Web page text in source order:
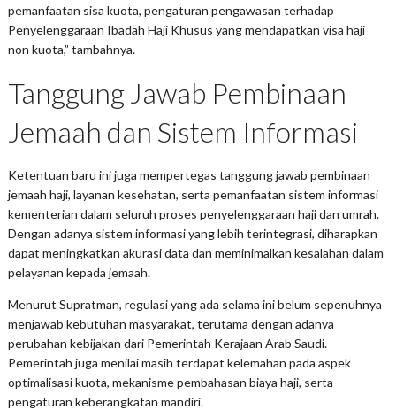
pemanfaatan sisa kuota, pengaturan pengawasan terhadap
Penyelenggaraan Ibadah Haji Khusus yang mendapatkan visa haji
non kuota,” tambahnya.
Tanggung Jawab Pembinaan
Jemaah dan Sistem Informasi
Ketentuan baru ini juga mempertegas tanggung jawab pembinaan
jemaah haji, layanan kesehatan, serta pemanfaatan sistem informasi
kementerian dalam seluruh proses penyelenggaraan haji dan umrah.
Dengan adanya sistem informasi yang lebih terintegrasi, diharapkan
dapat meningkatkan akurasi data dan meminimalkan kesalahan dalam
pelayanan kepada jemaah.
Menurut Supratman, regulasi yang ada selama ini belum sepenuhnya
menjawab kebutuhan masyarakat, terutama dengan adanya
perubahan kebijakan dari Pemerintah Kerajaan Arab Saudi.
Pemerintah juga menilai masih terdapat kelemahan pada aspek
optimalisasi kuota, mekanisme pembahasan biaya haji, serta
pengaturan keberangkatan mandiri.